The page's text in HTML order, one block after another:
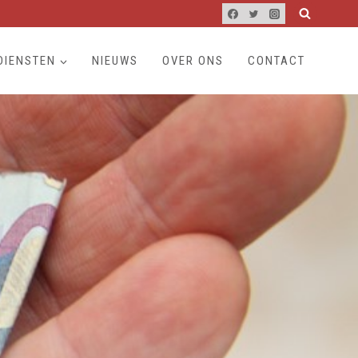
NIEUWS OVER ONS CONTACT